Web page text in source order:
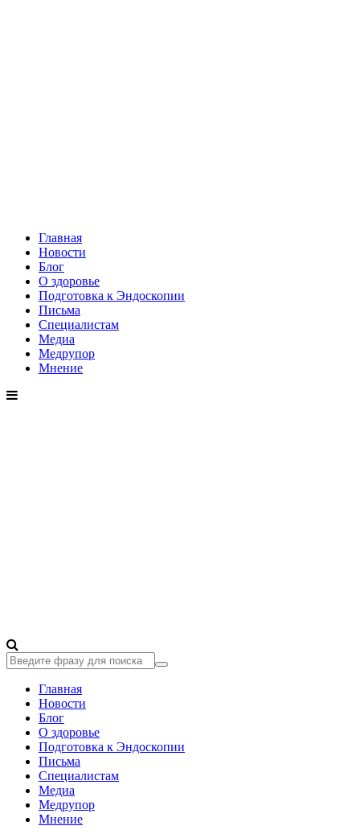
Главная
Новости
Блог
О здоровье
Подготовка к Эндоскопии
Письма
Специалистам
Медиа
Медрупор
Мнение
Главная
Новости
Блог
О здоровье
Подготовка к Эндоскопии
Письма
Специалистам
Медиа
Медрупор
Мнение